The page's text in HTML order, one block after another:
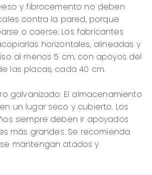
y fibrocemento no deben
contra la pared, porque
o caerse. Los fabricantes
horizontales, alineadas y
al menos 5 cm, con apoyos del
las placas, cada 40 cm.
galvanizado: El almacenamiento
un lugar seco y cubierto. Los
siempre deben ir apoyados
más grandes. Se recomienda
mantengan atados y